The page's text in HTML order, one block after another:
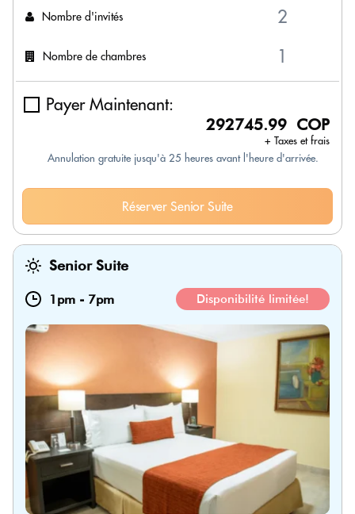
Nombre d'invités
Nombre de chambres
Payer Maintenant:
292745.99 COP
+ Taxes et frais
Annulation gratuite jusqu'à 25 heures avant l'heure d'arrivée.
Réserver Senior Suite
Senior Suite
1pm - 7pm Disponibilité limitée!